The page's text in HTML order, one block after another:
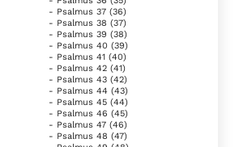
- Psalmus 37 (36)
- Psalmus 38 (37)
- Psalmus 39 (38)
- Psalmus 40 (39)
- Psalmus 41 (40)
- Psalmus 42 (41)
- Psalmus 43 (42)
- Psalmus 44 (43)
- Psalmus 45 (44)
- Psalmus 46 (45)
- Psalmus 47 (46)
- Psalmus 48 (47)